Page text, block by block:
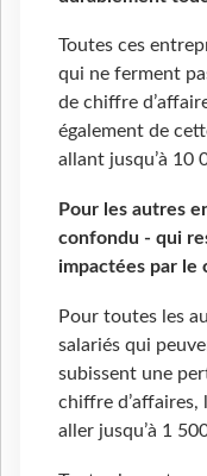
Toutes ces
qui ne ferment
de chiffre
également de
allant jusqu’à 10
Pour les autres
confondu - qui
impactées par le
Pour toutes les
salariés qui
subissent une
chiffre d’affaires,
aller jusqu’à 1